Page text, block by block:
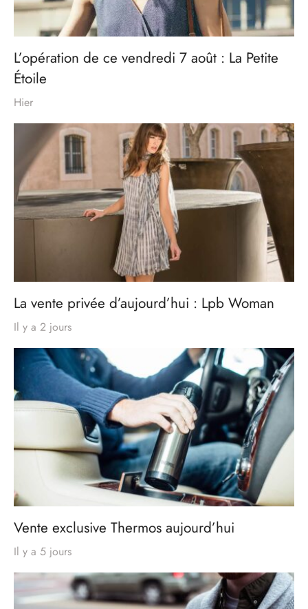
L’opération de ce vendredi 7 août : La Petite
Étoile
Hier
La vente privée d’aujourd’hui : Lpb Woman
Il y a 2 jours
Vente exclusive Thermos aujourd’hui
Il y a 5 jours